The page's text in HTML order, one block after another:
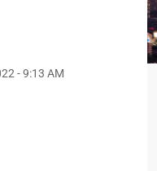
- 9:13 AM